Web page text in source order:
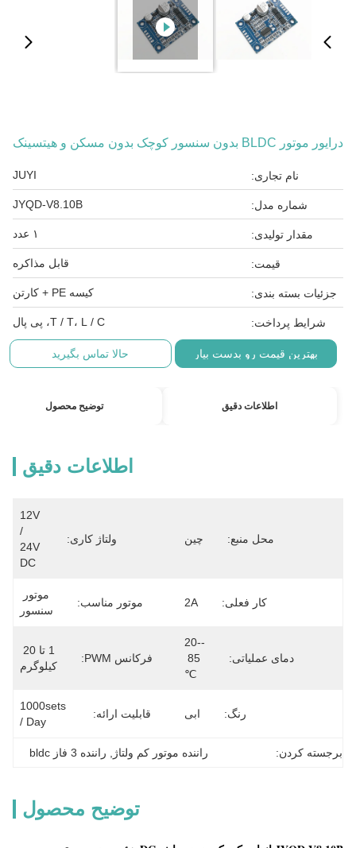
درایور موتور BLDC بدون سنسور کوچک بدون مسکن و هیتسینک
نام تجاری: JUYI
شماره مدل: JYQD-V8.10B
مقدار تولیدی: ۱ عدد
قیمت: قابل مذاکره
جزئیات بسته بندی: کیسه PE + کارتن
شرایط پرداخت: T / T، L / C، پی پال
بهترین قیمت رو بدست بیار حالا تماس بگیرید
اطلاعات دقیق توضیح محصول
اطلاعات دقیق
محل منبع: چين ولتاژ کاری:
12V
/
24V
DC
کار فعلی: 2A موتور مناسب:
سنسور
دمای عملیاتی:
-20-
℃
فرکانس PWM:
کیلوگرم
رنگ: ابی قابلیت ارائه:
1000sets
/ Day
برجسته کردن: راننده موتور کم ولتاژ راننده 3 فاز bldc
توضیح محصول